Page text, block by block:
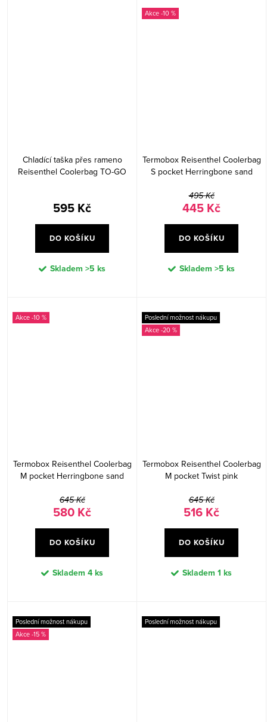
Chladící taška přes rameno
Reisenthel Coolerbag TO-GO
595 Kč
DO KOŠÍKU
Skladem >5 ks
-10 %
Termobox Reisenthel Coolerbag
S pocket Herringbone sand
495 Kč
445 Kč
DO KOŠÍKU
Skladem >5 ks
-10 %
Termobox Reisenthel Coolerbag
M pocket Herringbone sand
645 Kč
580 Kč
DO KOŠÍKU
Skladem 4 ks
Poslední možnost nákupu
-20 %
Termobox Reisenthel Coolerbag
M pocket Twist pink
645 Kč
516 Kč
DO KOŠÍKU
Skladem 1 ks
Poslední možnost nákupu
-15 %
Poslední možnost nákupu